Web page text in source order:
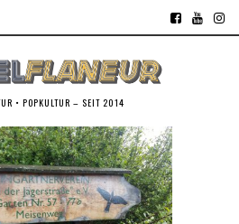
• POPKULTUR – SEIT 2014